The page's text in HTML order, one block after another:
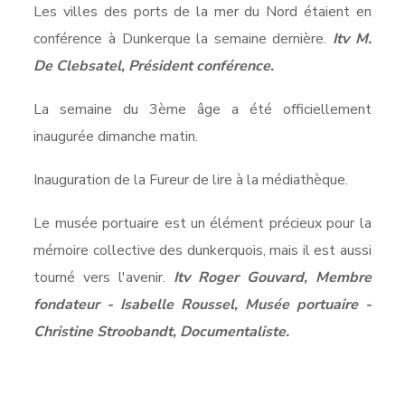
Les villes des ports de la mer du Nord étaient en
conférence à Dunkerque la semaine dernière. Itv M.
De Clebsatel, Président conférence.
La semaine du 3ème âge a été officiellement
inaugurée dimanche matin.
Inauguration de la Fureur de lire à la médiathèque.
Le musée portuaire est un élément précieux pour la
mémoire collective des dunkerquois, mais il est aussi
tourné vers l'avenir. Itv Roger Gouvard, Membre
fondateur - Isabelle Roussel, Musée portuaire -
Christine Stroobandt, Documentaliste.